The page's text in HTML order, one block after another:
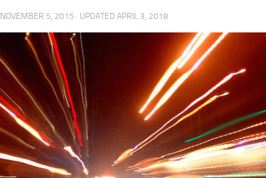
NOVEMBER 5, 2015 · UPDATED APRIL 3, 2018